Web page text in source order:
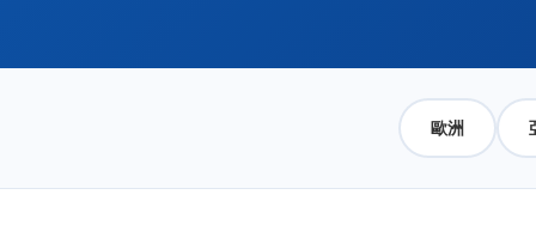
歐洲